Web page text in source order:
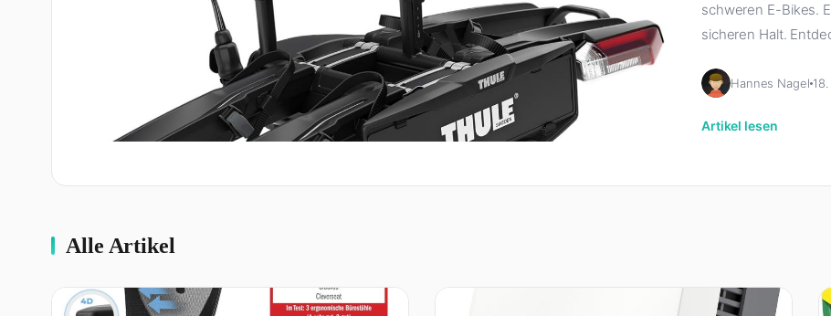
schweren E-Bikes.
sicheren Halt.
Hannes Nagel
Artikel lesen
Alle Artikel